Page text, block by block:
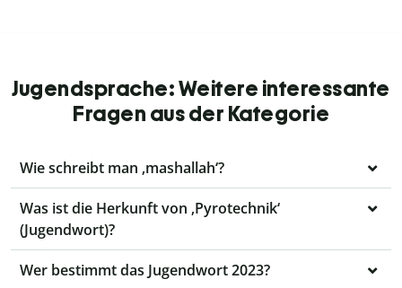
Jugendsprache: Weitere interessante
Fragen aus der Kategorie
Wie schreibt man ‚mashallah‘?
Was ist die Herkunft von ‚Pyrotechnik‘
(Jugendwort)?
Wer bestimmt das Jugendwort 2023?